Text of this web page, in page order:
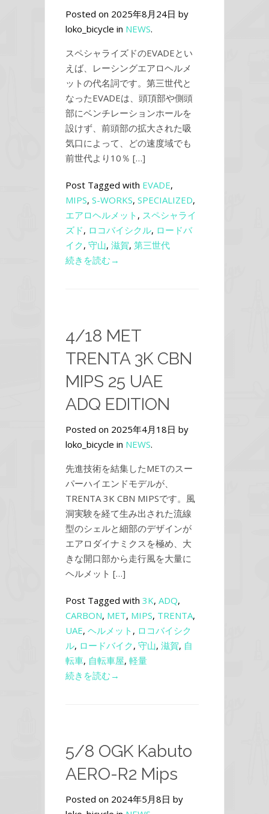
Posted on 2025年8月24日 by
loko_bicycle in NEWS.
スペシャライズドのEVADEとい
えば、レーシングエアロヘルメ
ットの代名詞です。第三世代と
なったEVADEは、頭頂部や側頭
部にベンチレーションホールを
設けず、前頭部の拡大された吸
気口によって、どの速度域でも
前世代より10％ […]
Post Tagged with EVADE,
MIPS, S-WORKS, SPECIALIZED,
エアロヘルメット , スペシャライ
ズド, ロコバイシクル, ロードバ
イク, 守山, 滋賀, 第三世代
続きを読む→
4/18 MET
TRENTA 3K CBN
MIPS 25 UAE
ADQ EDITION
Posted on 2025年4月18日 by
loko_bicycle in NEWS.
先進技術を結集したMETのスー
パーハイエンドモデルが、
TRENTA 3K CBN MIPSです。風
洞実験を経て生み出された流線
型のシェルと細部のデザインが
エアロダイナミクスを極め、大
きな開口部から走行風を大量に
ヘルメット […]
Post Tagged with 3K, ADQ,
CARBON, MET, MIPS, TRENTA,
UAE, ヘルメット , ロコバイシク
ル, ロードバイク, 守山, 滋賀, 自
転車, 自転車屋, 軽量
続きを読む→
5/8 OGK Kabuto
AERO-R2 Mips
Posted on 2024年5月8日 by